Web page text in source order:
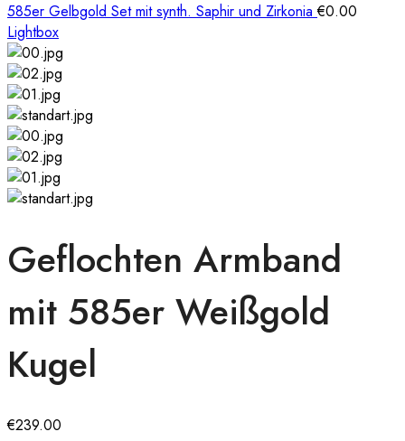
585er Gelbgold Set mit synth. Saphir und Zirkonia€0.00
Lightbox
Geflochten Armband
mit 585er Weißgold
Kugel
€239.00